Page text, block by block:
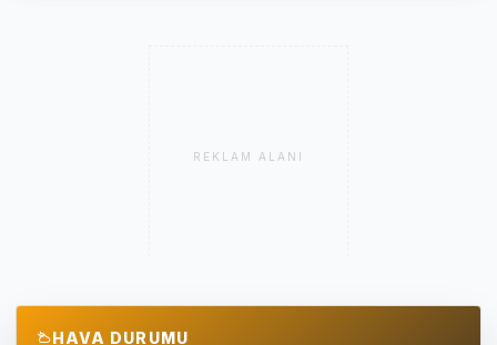
REKLAM ALANI
HAVA DURUMU